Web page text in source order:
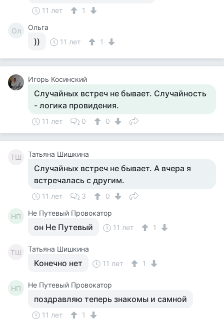
11 лет 1
Ол Ольга
)) 11 лет 1
Игорь Косинский
Случайных встреч не бывает. Случайность
- логика провидения.
11 лет 0 0
ТШ Татьяна Шишкина
Случайных встреч не бывает. А вчера я
встречалась с другим.
11 лет 3 0
НП Не Путевый Провокатор
он Не Путевый 11 лет 1
ТШ Татьяна Шишкина
Конечно нет 11 лет 1
НП Не Путевый Провокатор
поздравляю теперь знакомы и самной
11 лет 1